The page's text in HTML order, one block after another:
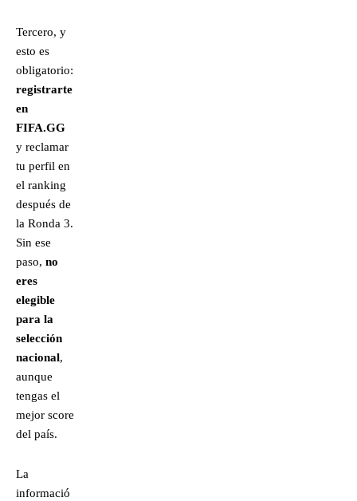
Tercero, y
esto es
obligatorio:
registrarte
en
FIFA.GG
y reclamar
tu perfil en
el ranking
después de
la Ronda 3.
Sin ese
paso, no
eres
elegible
para la
selección
nacional,
aunque
tengas el
mejor score
del país.
La
informació